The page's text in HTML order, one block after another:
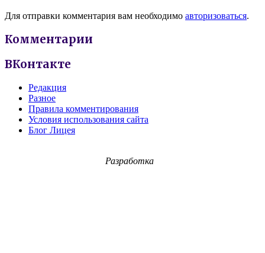
Для отправки комментария вам необходимо авторизоваться.
Комментарии
ВКонтакте
Редакция
Разное
Правила комментирования
Условия использования сайта
Блог Лицея
Разработка